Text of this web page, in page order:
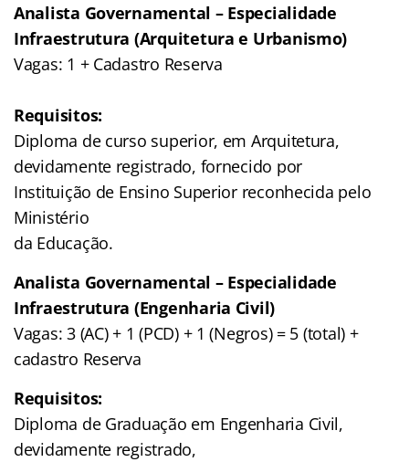
Analista Governamental – Especialidade
Infraestrutura (Arquitetura e Urbanismo)
Vagas: 1 + Cadastro Reserva
Requisitos:
Diploma de curso superior, em Arquitetura,
devidamente registrado, fornecido por
Instituição de Ensino Superior reconhecida pelo
Ministério
da Educação.
Analista Governamental – Especialidade
Infraestrutura (Engenharia Civil)
Vagas: 3 (AC) + 1 (PCD) + 1 (Negros) = 5 (total) +
cadastro Reserva
Requisitos:
Diploma de Graduação em Engenharia Civil,
devidamente registrado,